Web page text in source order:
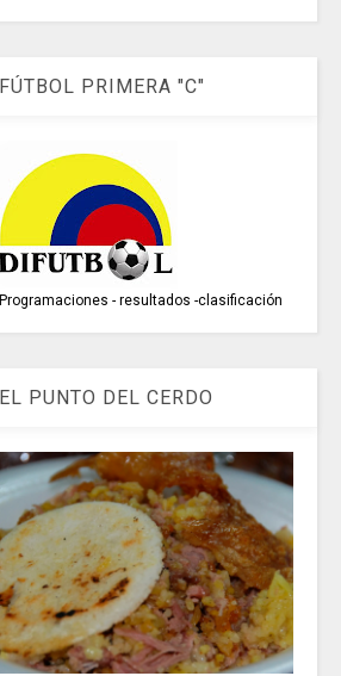
FÚTBOL PRIMERA "C"
Programaciones - resultados -clasificación
EL PUNTO DEL CERDO